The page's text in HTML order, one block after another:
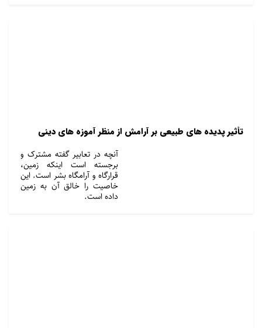
تأثیر پدیده های طبیعی بر آرامش از منظر آموزه های دینی
آنچه در تعابیر گفته مشترک و
برجسته است اینکه زمین،
قرارگاه و آرامگاه بشر است. این
خاصیت را خالق آن به زمین
داده است.